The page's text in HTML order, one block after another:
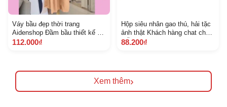
Váy bầu đẹp thời trang
Aidenshop Đầm bầu thiết kế V
B 699 suông 4575 kg mùa hè
112.000₫
Hộp siêu nhân gao thú, hải tặc
ảnh thật Khách hàng chat chọn
mẫu
88.200₫
Xem thêm›